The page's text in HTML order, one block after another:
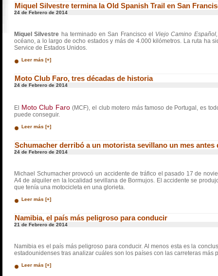
Miquel Silvestre termina la Old Spanish Trail en San
24 de Febrero de 2014
Miquel Silvestre ha terminado en San Francisco el Viejo Camino Español,
océano, a lo largo de ocho estados y más de 4.000 kilómetros. La ruta ha
Service de Estados Unidos.
Leer más [+]
Moto Club Faro, tres décadas de historia
24 de Febrero de 2014
El Moto Club Faro(MCF), el club motero más famoso de Portugal, es
puede conseguir.
Leer más [+]
Schumacher derribó a un motorista sevillano un mes antes
24 de Febrero de 2014
Michael Schumacher provocó un accidente de tráfico el pasado 17 de
A4 de alquiler en la localidad sevillana de Bormujos. El accidente se
que tenía una motocicleta en una glorieta.
Leer más [+]
Namibia, el país más peligroso para conducir
21 de Febrero de 2014
Namibia es el país más peligroso para conducir. Al menos esta es la
estadounidenses tras analizar cuáles son los países con las carreteras más
Leer más [+]